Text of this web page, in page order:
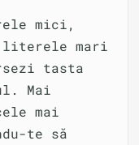
mici,
literele mari
tasta
Mai
mai
te să